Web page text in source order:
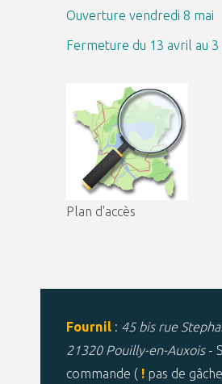
Ouverture vendredi 8 mai
Fermeture du 13 avril au 3
Plan d'accès
Fournil : 45 bis rue
21320 Pouilly-en-Auxois-
commande ( ! pas de